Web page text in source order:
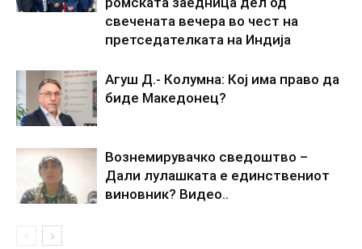
свечената вечера во чест на
претседателката на Индија
Агуш Д.- Колумна: Кој има право да
биде Македонец?
Вознемирувачко сведоштво –
Дали лулашката е единствениот
виновник? Видео..